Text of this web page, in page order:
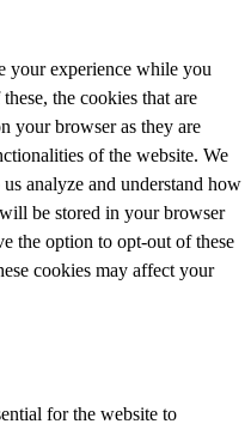
your experience while you
the cookies that are
your browser as they are
of the website. We
analyze and understand how
be stored in your browser
the option to opt-out of these
cookies may affect your
for the website to